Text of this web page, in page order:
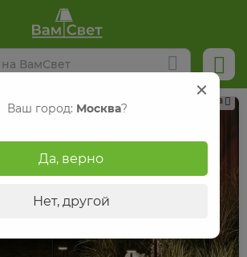
Реклама
Ваш город: Москва?
Да, верно
Нет, другой